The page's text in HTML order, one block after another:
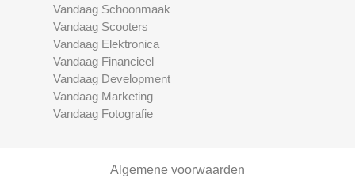
Vandaag Schoonmaak
Vandaag Scooters
Vandaag Elektronica
Vandaag Financieel
Vandaag Development
Vandaag Marketing
Vandaag Fotografie
Algemene voorwaarden